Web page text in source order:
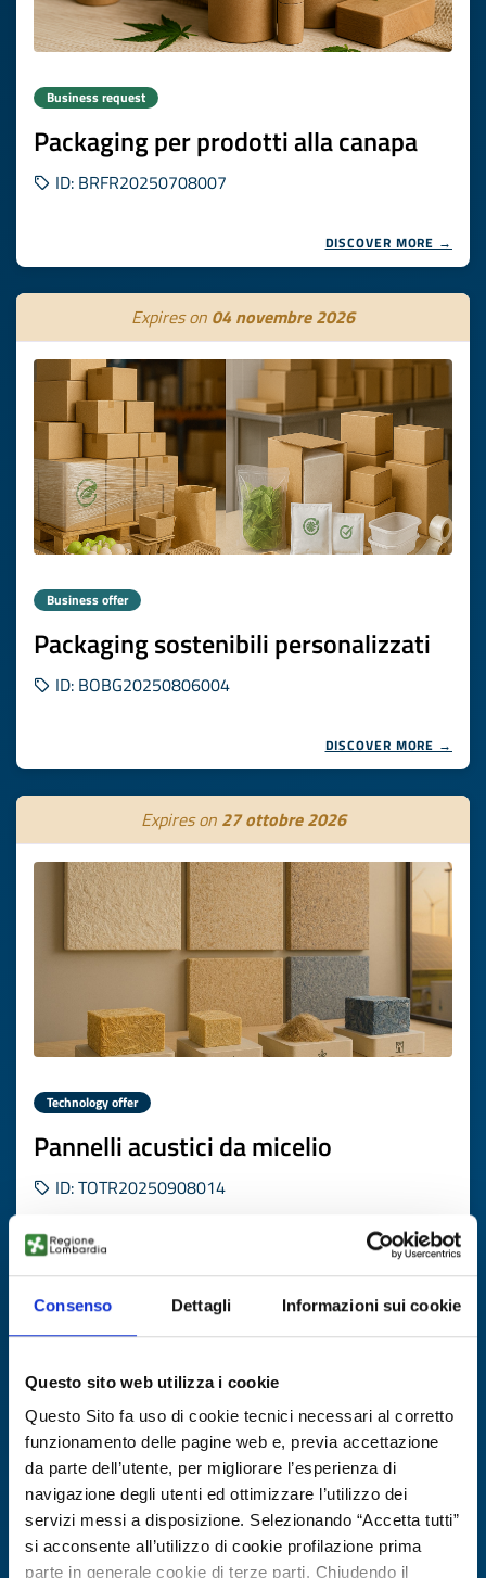
Consenso Dettagli Informazioni sui cookie
Questo sito web utilizza i cookie
Questo Sito fa uso di cookie tecnici necessari al corretto
funzionamento delle pagine web e, previa accettazione
da parte dell’utente, per migliorare l’esperienza di
navigazione degli utenti ed ottimizzare l’utilizzo dei
servizi messi a disposizione. Selezionando “Accetta tutti”
si acconsente all’utilizzo di cookie profilazione prima
parte in generale cookie di terze parti. Chiudendo il
Business request
Packaging per prodotti alla canapa
ID: BRFR20250708007
DISCOVER MORE →
Expires on 04 novembre 2026
Business offer
Packaging sostenibili personalizzati
ID: BOBG20250806004
DISCOVER MORE →
Expires on 27 ottobre 2026
Technology offer
Pannelli acustici da micelio
ID: TOTR20250908014
DISCOVER MORE →
19 novembre 2026